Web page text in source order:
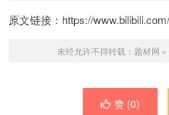
原文链接：https://
未经允许不得转载： 题材网 »
赞 (0)